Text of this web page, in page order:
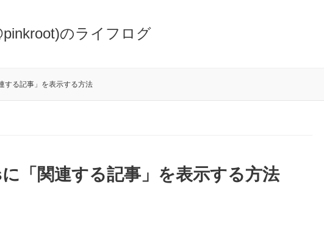
のライフログ
する記事」を表示する方法
「関連する記事」を表示する方法